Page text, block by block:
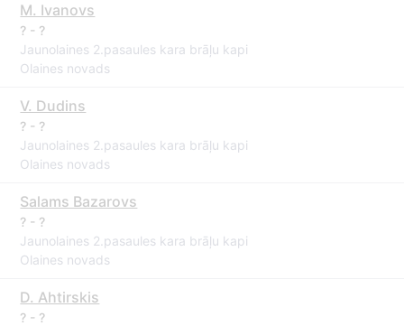
M. Ivanovs
? - ?
Jaunolaines 2.pasaules kara brāļu kapi
Olaines novads
V. Dudins
? - ?
Jaunolaines 2.pasaules kara brāļu kapi
Olaines novads
Salams Bazarovs
? - ?
Jaunolaines 2.pasaules kara brāļu kapi
Olaines novads
D. Ahtirskis
? - ?